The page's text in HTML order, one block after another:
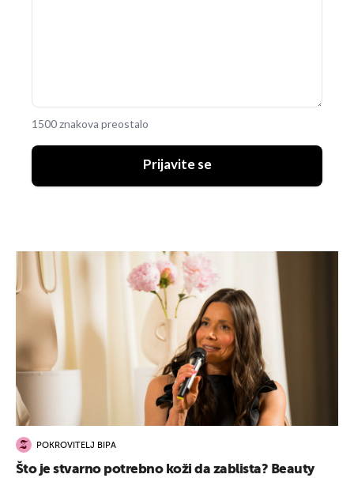
1500 znakova preostalo
Prijavite se
POKROVITELJ BIPA
Što je stvarno potrebno koži da zablista? Beauty